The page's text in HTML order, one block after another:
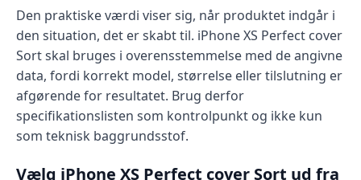
Den praktiske værdi viser sig, når produktet indgår i
den situation, det er skabt til. iPhone XS Perfect cover
Sort skal bruges i overensstemmelse med de angivne
data, fordi korrekt model, størrelse eller tilslutning er
afgørende for resultatet. Brug derfor
specifikationslisten som kontrolpunkt og ikke kun
som teknisk baggrundsstof.
Vælg iPhone XS Perfect cover Sort ud fra